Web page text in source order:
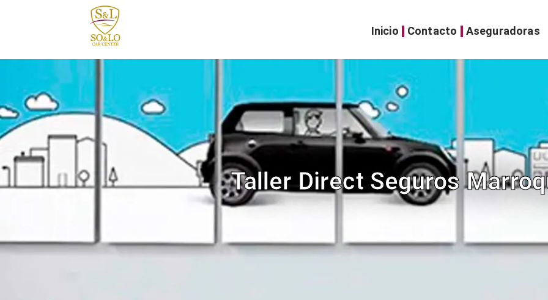
Inicio Contacto Aseguradoras
Taller Direct Seguros